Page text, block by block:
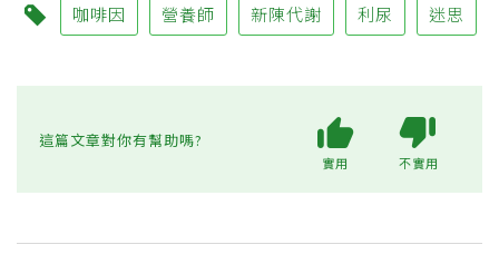
咖啡因 營養師 新陳代謝 利尿 迷思
這篇文章對你有幫助嗎?
實用 不實用